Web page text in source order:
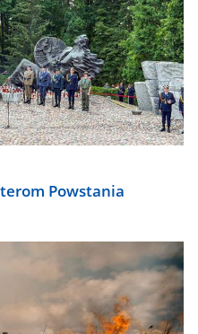
Powstania